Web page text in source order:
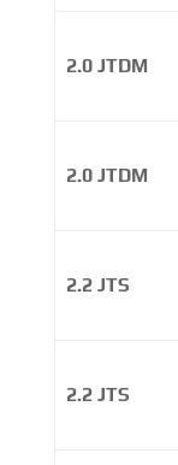
2.0 JTDM
2.0 JTDM
2.2 JTS
2.2 JTS